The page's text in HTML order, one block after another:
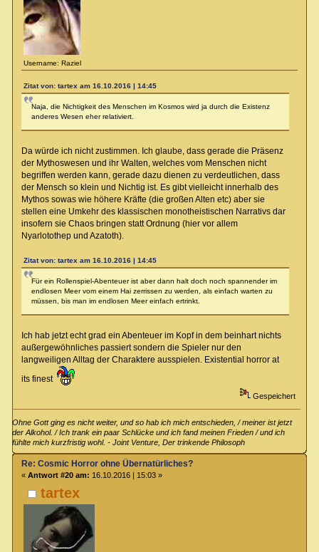
Username: Raziel
Zitat von: tartex am 16.10.2016 | 14:45
Naja, die Nichtigkeit des Menschen im Kosmos wird ja durch die Existenz
anderes Wesen eher relativiert.
Da würde ich nicht zustimmen. Ich glaube, dass gerade die Präsenz
der Mythoswesen und ihr Walten, welches vom Menschen nicht
begriffen werden kann, gerade dazu dienen zu verdeutlichen, dass
der Mensch so klein und Nichtig ist. Es gibt vielleicht innerhalb des
Mythos sowas wie höhere Kräfte (die großen Alten etc) aber sie
stellen eine Umkehr des klassischen monotheistischen Narrativs dar
insofern sie Chaos bringen statt Ordnung (hier vor allem
Nyarlotothep und Azatoth).
Zitat von: tartex am 16.10.2016 | 14:45
Für ein Rollenspiel-Abenteuer ist aber dann halt doch noch spannender im
endlosen Meer vom einem Hai zerrissen zu werden, als einfach warten zu
müssen, bis man im endlosen Meer einfach ertrinkt.
Ich hab jetzt echt grad ein Abenteuer im Kopf in dem beinhart nichts
außergewöhnliches passiert sondern die Spieler nur den
langweiligen Alltag der Charaktere ausspielen. Existential horror at
its finest
Gespeichert
Ohne Gott ging es nicht weiter, und so hab ich mich entschieden, / meiner ist jetzt
der Alkohol. / Ich trank ein paar Schlücke und ich fand meinen Frieden / und ich
fühlte mich kurzfristig wohl. - Joint Venture, Der trinkende Philosoph
tartex
Re: Cosmic Horror ohne Übernatürliches?
« Antwort #20 am: 16.10.2016 | 15:03 »